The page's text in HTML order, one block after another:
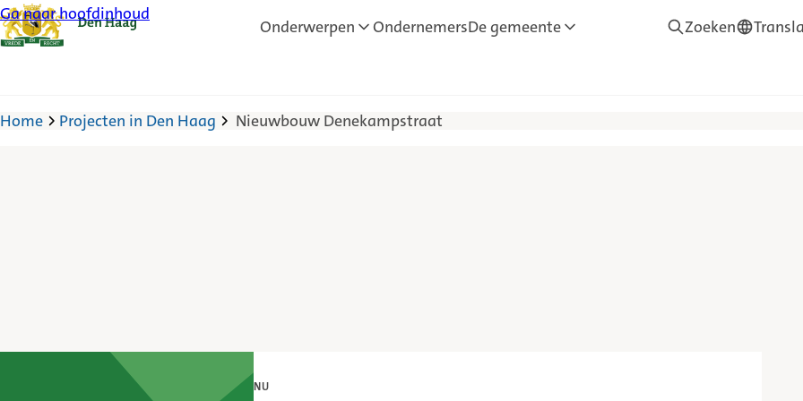
Ga naar hoofdinhoud
Onderwerpen OndernemersDe gemeente Zoeken—
Home Projecten in Den Haag Nieuwbouw Denekampstraat
NU